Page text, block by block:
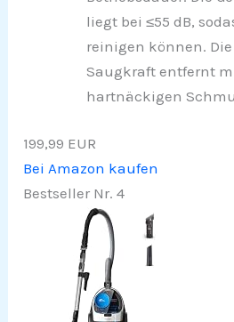
liegt bei ≤55 dB,
reinigen können.
Saugkraft entfernt
hartnäckigen
199,99 EUR
Bei Amazon kaufen
Bestseller Nr. 4